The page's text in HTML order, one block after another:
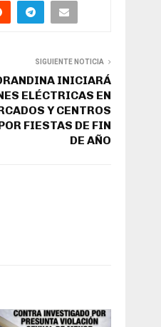
SIGUIENTE NOTICIA
INICIARÁ
ELÉCTRICAS EN
Y CENTROS
FIESTAS DE FIN
DE AÑO